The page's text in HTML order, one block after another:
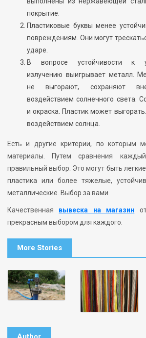
покрытие.
Пластиковые буквы менее
повреждениям. Они могут
ударе.
В вопросе устойчивости к
излучению выигрывает металл.
не выгорают, сохраняют
воздействием солнечного света.
и окраска. Пластик может
воздействием солнца.
Есть и другие критерии, по которым
материалы. Путем сравнения
правильный выбор. Это могут быть
пластика или более тяжелые,
металлические. Выбор за вами.
Качественная вывеска на магазин
прекрасным выбором для каждого.
More Stories